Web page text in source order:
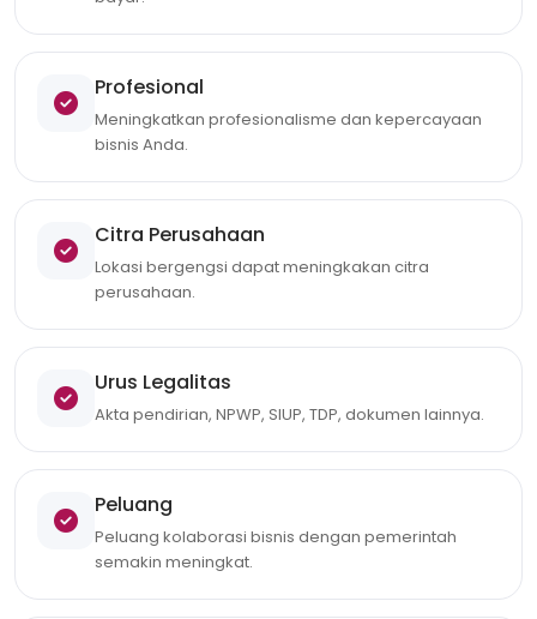
Profesional
Meningkatkan profesionalisme dan kepercayaan
bisnis Anda.
Citra Perusahaan
Lokasi bergengsi dapat meningkakan citra
perusahaan.
Urus Legalitas
Akta pendirian, NPWP, SIUP, TDP, dokumen lainnya.
Peluang
Peluang kolaborasi bisnis dengan pemerintah
semakin meningkat.